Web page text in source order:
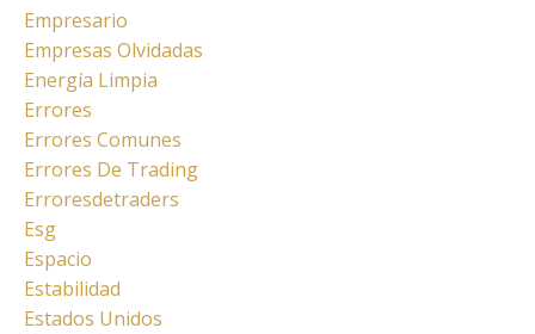
Empresario
Empresas Olvidadas
Energía Limpia
Errores
Errores Comunes
Errores De Trading
Erroresdetraders
Esg
Espacio
Estabilidad
Estados Unidos